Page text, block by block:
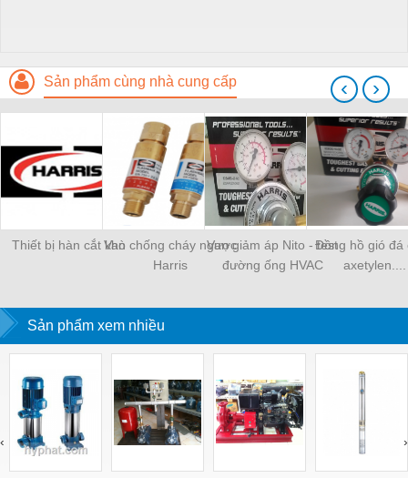
Sản phẩm cùng nhà cung cấp
Thiết bị hàn cắt khòVan chống cháy ngược
Harris
Van giảm áp Nito - test
đường ống HVAC
Đồng hồ gió đá
axetylen....
‹ ›
Sản phẩm xem nhiều
‹ ›